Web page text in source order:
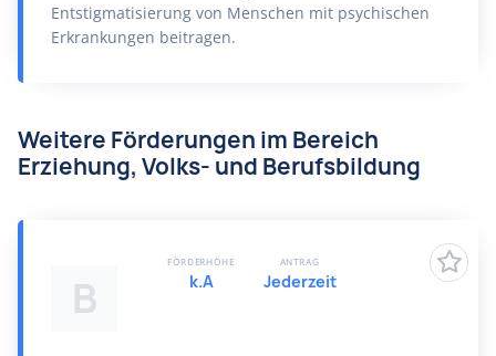
Entstigmatisierung von Menschen mit psychischen
Erkrankungen beitragen.
Weitere Förderungen im Bereich
Erziehung, Volks- und Berufsbildung
B
FÖRDERHÖHE
k.A
ANTRAG
Jederzeit